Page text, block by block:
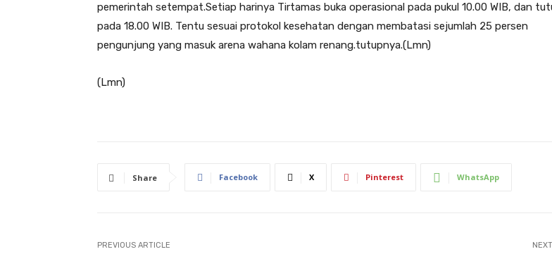
pemerintah setempat.Setiap harinya Tirtamas buka operasional pada pukul 10.00 WIB, dan
pada 18.00 WIB. Tentu sesuai protokol kesehatan dengan membatasi sejumlah 25 persen
pengunjung yang masuk arena wahana kolam renang.tutupnya.(Lmn)
(Lmn)
Share Facebook X Pinterest WhatsApp
PREVIOUS ARTICLE